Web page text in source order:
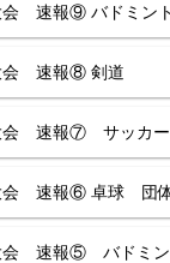
会 速報⑨ バドミン
会 速報⑧ 剣道
会 速報⑦ サッカー
会 速報⑥ 卓球 団
会 速報⑤ バドミ